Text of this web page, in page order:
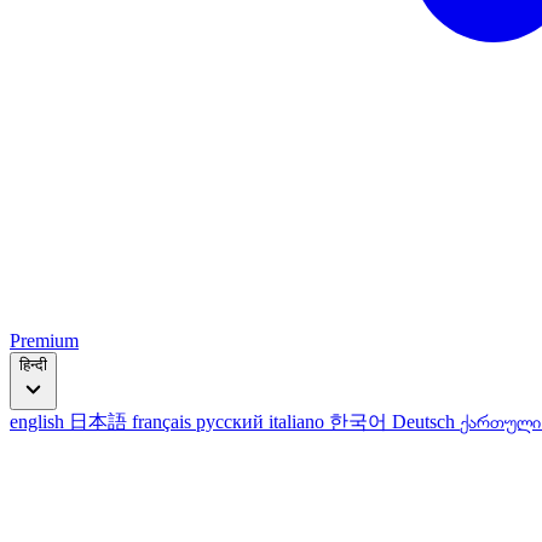
Premium
हिन्दी
english 日本語 français русский italiano 한국어 Deutsch ქართული